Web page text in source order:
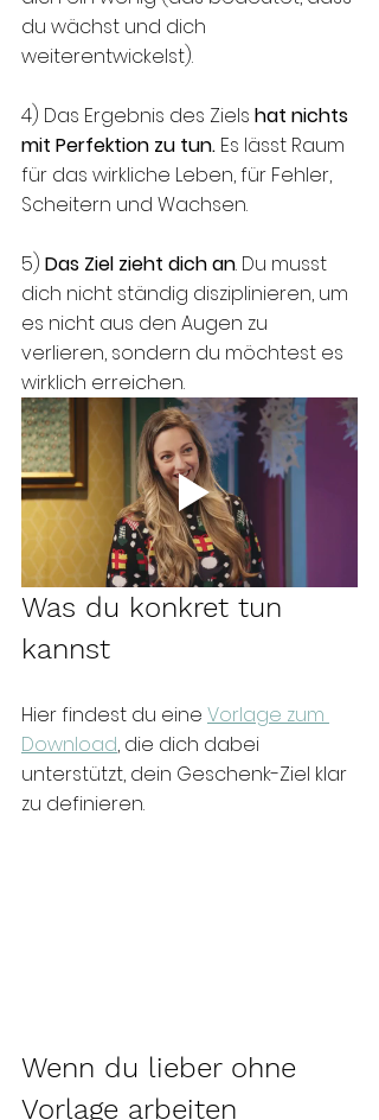
du wächst und dich
weiterentwickelst).
4) Das Ergebnis des Ziels hat nichts
mit Perfektion zu tun. Es lässt Raum
für das wirkliche Leben, für Fehler,
Scheitern und Wachsen.
5) Das Ziel zieht dich an. Du musst
dich nicht ständig disziplinieren, um
es nicht aus den Augen zu
verlieren, sondern du möchtest es
wirklich erreichen.
Was du konkret tun
kannst
Hier findest du eine Vorlage zum
Download, die dich dabei
unterstützt, dein Geschenk-Ziel klar
zu definieren.
Wenn du lieber ohne
Vorlage arbeiten